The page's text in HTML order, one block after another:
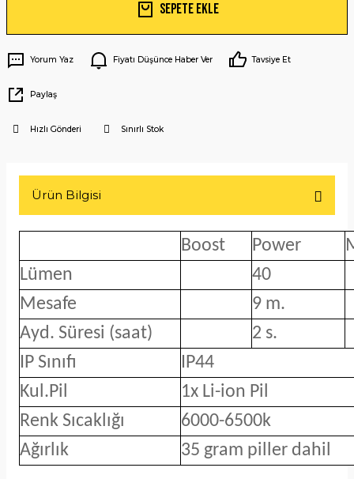
Sepete Ekle
Yorum Yaz Fiyatı Düşünce Haber Ver Tavsiye Et
Paylaş
Hızlı Gönderi Sınırlı Stok
Ürün Bilgisi
Boost Power
Lümen
40
Mesafe
9 m.
Ayd. Süresi (saat)
2 s.
IP Sınıfı
IP44
Kul.Pil
1x Li-ion Pil
Renk Sıcaklığı
6000-6500k
Ağırlık
35 gram piller dahil